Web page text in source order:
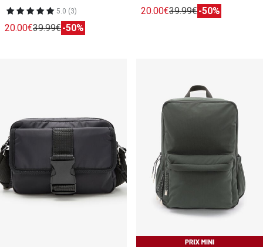
5.0 (3)
20.00€39.99€-50%
20.00€39.99€-50%